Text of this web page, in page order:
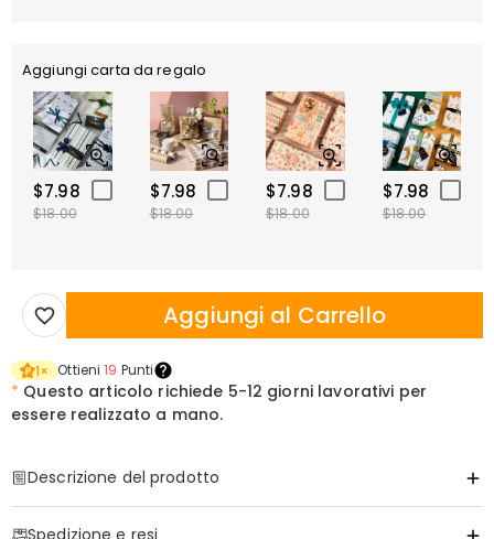
Aggiungi carta da regalo
$7.98
$18.00
$7.98
$18.00
$7.98
$18.00
$7.98
$18.00
Aggiungi al Carrello
1× Ottieni19 Punti
* Questo articolo richiede 5-12 giorni lavorativi per
essere realizzato a mano.
Descrizione del prodotto
Spedizione e resi